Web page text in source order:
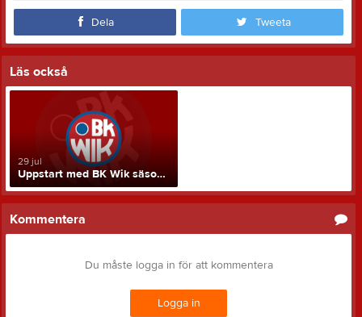
Dela Tweeta
Läs också
29 jul
Uppstart med BK Wik säsongen 2026-27!
Kommentera
Du måste logga in för att kommentera
Logga in